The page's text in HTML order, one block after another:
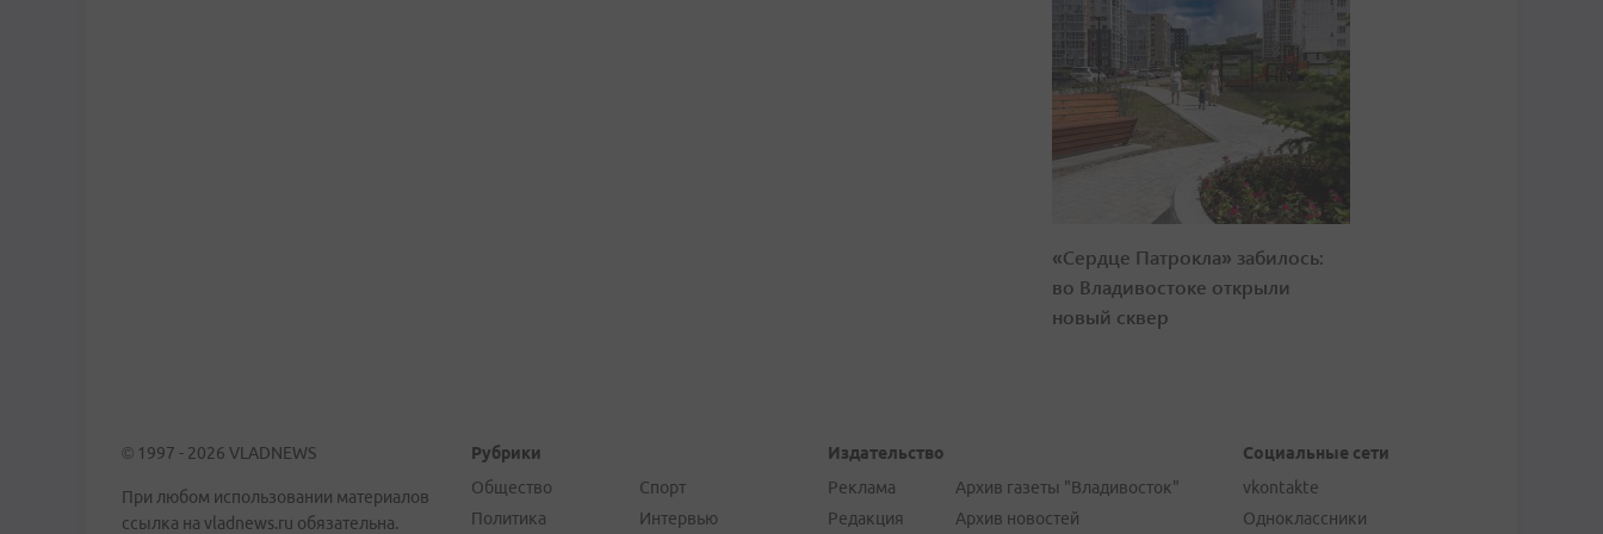
«Сердце Патрокла» забилось:
во Владивостоке открыли
новый сквер
© 1997 - 2026 VLADNEWS
При любом использовании материалов
ссылка на vladnews.ru обязательна.
Рубрики
Общество
Политика
Спорт
Интервью
Издательство
Реклама
Редакция
Архив газеты "Владивосток"
Архив новостей
Социальные сети
vkontakte
Одноклассники